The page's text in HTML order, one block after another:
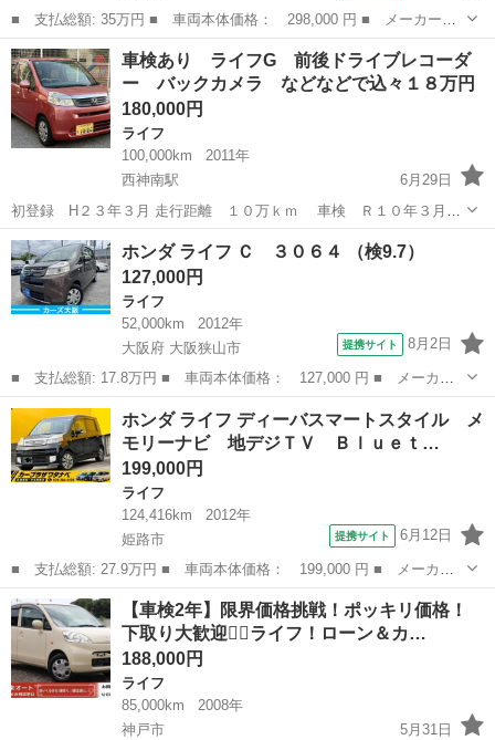
■ 支払総額: 35万円 ■ 車両本体価格： 298,000 円 ■ メーカー
名： ホンダ ■ 車種名： ライフ ■ グレード名： パステル ド
ライブレコーダー バックカメラ スマートキー ベンチシート Ａ
Ｔ 盗難防止シス...
兵庫 西宮市 ライフ
車検あり ライフG 前後ドライブレコーダ
ー バックカメラ などなどで込々１８万円
180,000円
ライフ
100,000km
2011年
西神南駅
6月29日
初登録 H２３年３月 走行距離 １０万ｋｍ 車検 Ｒ１０年３月
まで 前後ドライブレコーダー バックカメラ スペアキー ETC な
どの装備があります。 エンジン、ミッション、エアコン全て問題...
兵庫 神戸市 西神南駅
ホンダ ライフ Ｃ ３０６４ （検9.7）
127,000円
ライフ
52,000km
2012年
大阪府 大阪狭山市
提携サイト 8月2日
■ 支払総額: 17.8万円 ■ 車両本体価格： 127,000 円 ■ メーカー
名： ホンダ ■ 車種名： ライフ ■ グレード名： Ｃ ３０６４
■ 排気量： 660cc ■ ドア枚数： 5D ■ ミッション： インパ...
大阪 大阪狭山市 ライフ
ホンダ ライフ ディーバスマートスタイル メ
モリーナビ 地デジＴＶ Ｂｌｕｅｔ…
199,000円
ライフ
124,416km
2012年
姫路市
提携サイト 6月12日
■ 支払総額: 27.9万円 ■ 車両本体価格： 199,000 円 ■ メーカー
名： ホンダ ■ 車種名： ライフ ■ グレード名： ディーバスマ
ートスタイル メモリーナビ 地デジＴＶ Ｂｌｕｅｔｏｏｔｈオー
ディオ ＤＶ...
兵庫 姫路市 ライフ
【車検2年】限界価格挑戦！ポッキリ価格！
下取り大歓迎🙆‍♂️ライフ！ローン＆カ…
188,000円
ライフ
85,000km
2008年
神戸市
5月31日